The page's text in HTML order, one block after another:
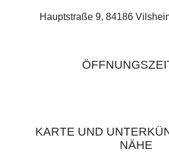
Hauptstraße 9, 84186
KARTE UND
NÄHE